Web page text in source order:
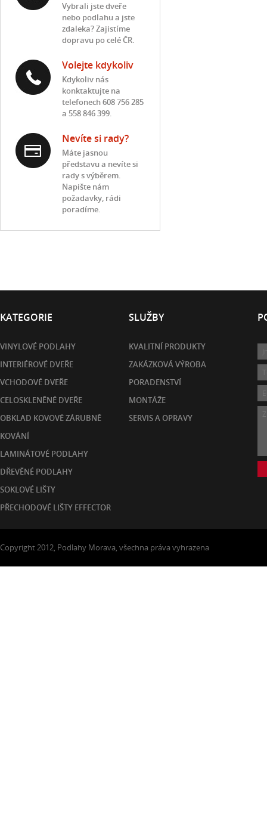
Vybrali jste dveře
nebo podlahu a jste
zdaleka? Zajistíme
dopravu po celé ČR.
Volejte kdykoliv
Kdykoliv nás
konktaktujte na
telefonech 608 756 285
a 558 846 399.
Nevíte si rady?
Máte jasnou
představu a nevíte si
rady s výběrem.
Napište nám
požadavky, rádi
poradíme.
KATEGORIE
VINYLOVÉ PODLAHY
INTERIÉROVÉ DVEŘE
VCHODOVÉ DVEŘE
CELOSKLENĚNÉ DVEŘE
OBKLAD KOVOVÉ ZÁRUBNĚ
KOVÁNÍ
LAMINÁTOVÉ PODLAHY
DŘEVĚNÉ PODLAHY
SOKLOVÉ LIŠTY
PŘECHODOVÉ LIŠTY EFFECTOR
SLUŽBY
KVALITNÍ PRODUKTY
ZAKÁZKOVÁ VÝROBA
PORADENSTVÍ
MONTÁŽE
SERVIS A OPRAVY
Copyright 2012, Podlahy Morava, všechna práva vyhrazena